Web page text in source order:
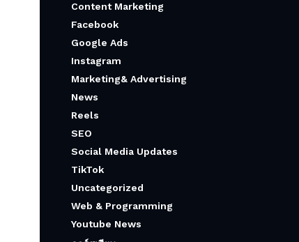
Content Marketing
Facebook
Google Ads
Instagram
Marketing& Advertising
News
Reels
SEO
Social Media Updates
TikTok
Uncategorized
Web & Programming
Youtube News